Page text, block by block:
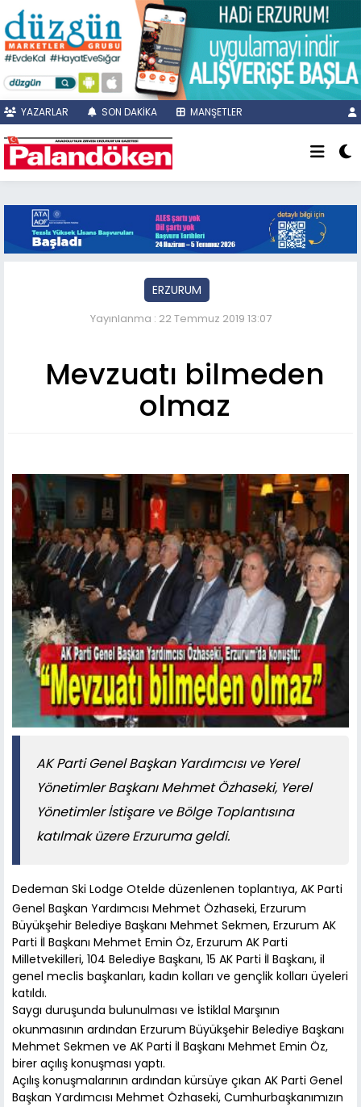
YAZARLAR SON DAKİKA MANŞETLER
ERZURUM
Yayınlanma : 22 Temmuz 2019 13:07
Mevzuatı bilmeden
olmaz
AK Parti Genel Başkan Yardımcısı ve Yerel
Yönetimler Başkanı Mehmet Özhaseki, Yerel
Yönetimler İstişare ve Bölge Toplantısına
katılmak üzere Erzuruma geldi.
Dedeman Ski Lodge Otelde düzenlenen toplantıya, AK Parti
Genel Başkan Yardımcısı Mehmet Özhaseki, Erzurum
Büyükşehir Belediye Başkanı Mehmet Sekmen, Erzurum AK
Parti İl Başkanı Mehmet Emin Öz, Erzurum AK Parti
Milletvekilleri, 104 Belediye Başkanı, 15 AK Parti İl Başkanı, il
genel meclis başkanları, kadın kolları ve gençlik kolları üyeleri
katıldı.
Saygı duruşunda bulunulması ve İstiklal Marşının
okunmasının ardından Erzurum Büyükşehir Belediye Başkanı
Mehmet Sekmen ve AK Parti İl Başkanı Mehmet Emin Öz,
birer açılış konuşması yaptı.
Açılış konuşmalarının ardından kürsüye çıkan AK Parti Genel
Başkan Yardımcısı Mehmet Özhaseki, Cumhurbaşkanımızın